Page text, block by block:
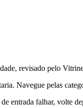
revisado pelo
Navegue pelas
entrada falhar, volte